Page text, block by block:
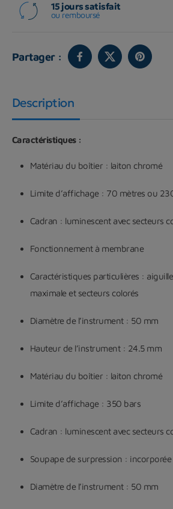
15 jours satisfait
ou remboursé
Partager :
Description
Caractéristiques :
Matériau du boîtier : laiton chromé
Limite d’affichage : 70 mètres ou
Cadran : luminescent avec secteurs
Fonctionnement à membrane
Caractéristiques particulières :
maximale et secteurs colorés
Diamètre de l’instrument : 50 mm
Hauteur de l’instrument : 24.5 mm
Matériau du boîtier : laiton chromé
Limite d’affichage : 350 bars
Cadran : luminescent avec secteurs
Soupape de surpression : incorporée
Diamètre de l’instrument : 50 mm